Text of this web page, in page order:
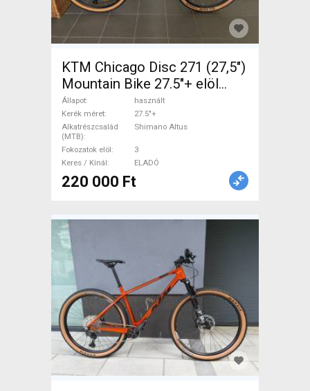
KTM Chicago Disc 271 (27,5")
Mountain Bike 27.5"+ elöl
teleszkópos Shimano Altus
használt ELADÓ
Állapot
használt
Kerék méret
27.5"+
Alkatrészcsalád
(MTB)
Shimano Altus
Fokozatok elöl
3
Keres / Kínál
ELADÓ
220 000 Ft